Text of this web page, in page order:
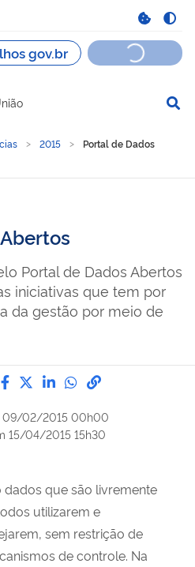
2015
Portal de Dados
Portal de Dados Abertos
iniciativas que tem por
da gestão por meio de
Compartilhe por Facebook
Compartilhe por Twitter
Compartilhe por
Compartilhe
link para
09/02/2015 00h00
15/04/2015 15h30
que são livremente
utilizarem e
sem restrição de
de controle. Na